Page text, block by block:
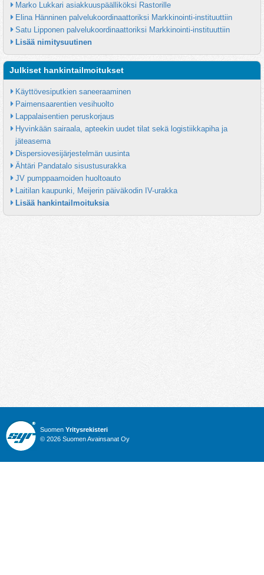
Marko Lukkari asiakkuuspäälliköksi Rastorille
Elina Hänninen palvelukoordinaattoriksi Markkinointi-instituuttiin
Satu Lipponen palvelukoordinaattoriksi Markkinointi-instituuttiin
Lisää nimitysuutinen
Julkiset hankintailmoitukset
Käyttövesiputkien saneeraaminen
Paimensaarentien vesihuolto
Lappalaisentien peruskorjaus
Hyvinkään sairaala, apteekin uudet tilat sekä logistiikkapiha ja
jäteasema
Dispersiovesijärjestelmän uusinta
Ähtäri Pandatalo sisustusurakka
JV pumppaamoiden huoltoauto
Laitilan kaupunki, Meijerin päiväkodin IV-urakka
Lisää hankintailmoituksia
Suomen Yritysrekisteri
© 2026 Suomen Avainsanat Oy